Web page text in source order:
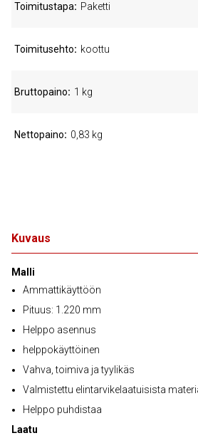
Kuvaus
Malli
Ammattikäyttöön
Pituus: 1.220 mm
Helppo asennus
helppokäyttöinen
Vahva, toimiva ja tyylikäs
Valmistettu elintarvikelaatuisista
Helppo puhdistaa
Laatu
Toimitustapa Paketti
Toimitusehto koottu
Bruttopaino 1 kg
Nettopaino 0,83 kg